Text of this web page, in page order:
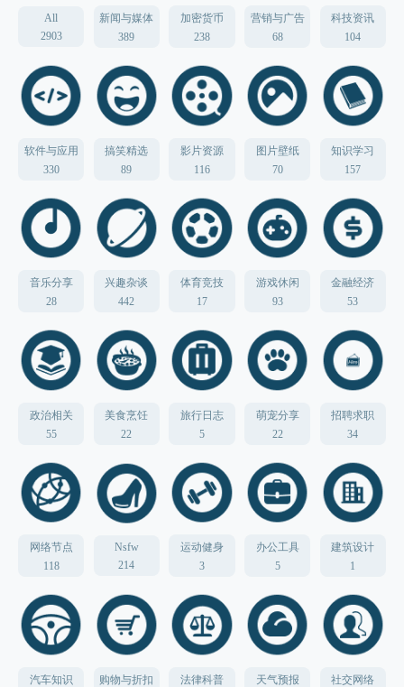
All
2903
新闻与媒体
389
加密货币
238
营销与广告
68
科技资讯
104
软件与应用
330
搞笑精选
89
影片资源
116
图片壁纸
70
知识学习
157
音乐分享
28
兴趣杂谈
442
体育竞技
17
游戏休闲
93
金融经济
53
政治相关
55
美食烹饪
22
旅行日志
5
萌宠分享
22
招聘求职
34
网络节点
118
Nsfw
214
运动健身
3
办公工具
5
建筑设计
1
汽车知识
购物与折扣
法律科普
天气预报
社交网络